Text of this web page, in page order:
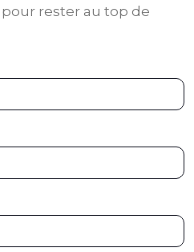
rester au top de